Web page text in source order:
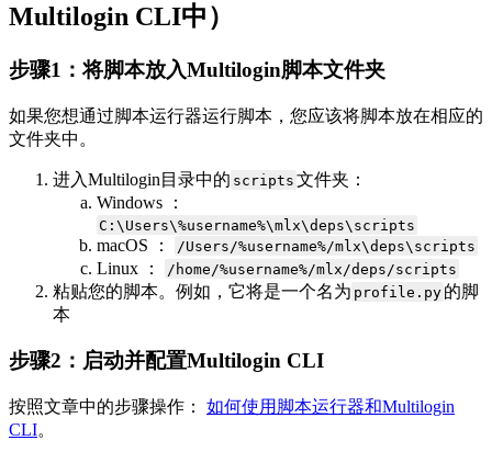
Multilogin CLI中）
步骤1：将脚本放入Multilogin脚本文件夹
如果您想通过脚本运行器运行脚本，您应该将脚本放在相应的
文件夹中。
进入Multilogin目录中的 scripts 文件夹：
Windows ：
C:\Users\%username%\mlx\deps\scripts
macOS ： /Users/%username%/mlx\deps\scripts
Linux ： /home/%username%/mlx/deps/scripts
粘贴您的脚本。例如，它将是一个名为 profile.py 的脚
本
步骤2：启动并配置Multilogin CLI
按照文章中的步骤操作： 如何使用脚本运行器和Multilogin
CLI。